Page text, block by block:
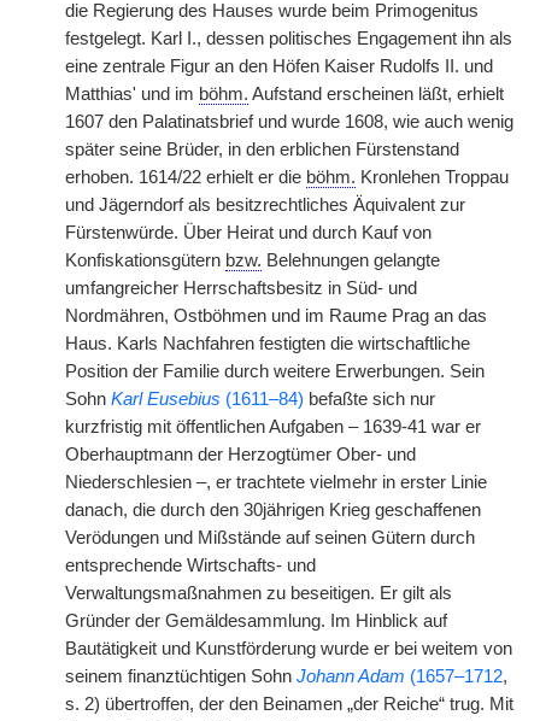
die Regierung des Hauses wurde beim Primogenitus
festgelegt. Karl I., dessen politisches Engagement ihn als
eine zentrale Figur an den Höfen Kaiser Rudolfs II. und
Matthias' und im böhm. Aufstand erscheinen läßt, erhielt
1607 den Palatinatsbrief und wurde 1608, wie auch wenig
später seine Brüder, in den erblichen Fürstenstand
erhoben. 1614/22 erhielt er die böhm. Kronlehen Troppau
und Jägerndorf als besitzrechtliches Äquivalent zur
Fürstenwürde. Über Heirat und durch Kauf von
Konfiskationsgütern bzw. Belehnungen gelangte
umfangreicher Herrschaftsbesitz in Süd- und
Nordmähren, Ostböhmen und im Raume Prag an das
Haus. Karls Nachfahren festigten die wirtschaftliche
Position der Familie durch weitere Erwerbungen. Sein
Sohn Karl Eusebius (1611–84) befaßte sich nur
kurzfristig mit öffentlichen Aufgaben – 1639-41 war er
Oberhauptmann der Herzogtümer Ober- und
Niederschlesien –, er trachtete vielmehr in erster Linie
danach, die durch den 30jährigen Krieg geschaffenen
Verödungen und Mißstände auf seinen Gütern durch
entsprechende Wirtschafts- und
Verwaltungsmaßnahmen zu beseitigen. Er gilt als
Gründer der Gemäldesammlung. Im Hinblick auf
Bautätigkeit und Kunstförderung wurde er bei weitem von
seinem finanztüchtigen Sohn Johann Adam (1657–1712,
s. 2) übertroffen, der den Beinamen „der Reiche“ trug. Mit